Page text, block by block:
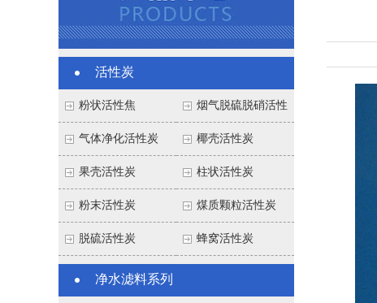
活性炭
粉状活性焦 烟气脱硫脱硝活性
焦
气体净化活性炭 椰壳活性炭
果壳活性炭 柱状活性炭
粉末活性炭 煤质颗粒活性炭
脱硫活性炭 蜂窝活性炭
净水滤料系列